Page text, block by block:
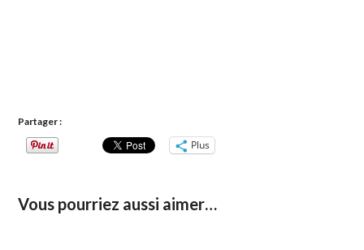
Partager :
Plus
Vous pourriez aussi aimer…